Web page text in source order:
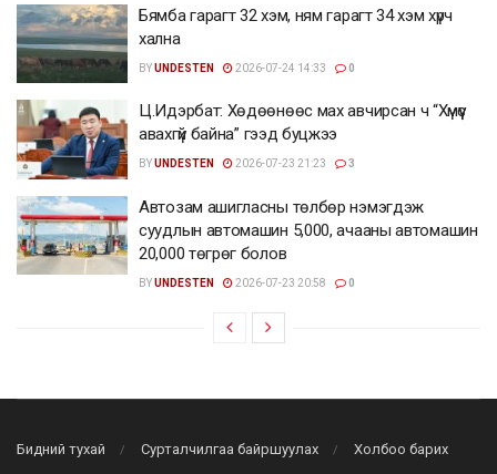
Бямба гарагт 32 хэм, ням гарагт 34 хэм хүрч
хална
BYUNDESTEN 2026-07-24 14:33 0
Ц.Идэрбат: Хөдөөнөөс мах авчирсан ч “Хүмүүс
авахгүй байна” гээд буцжээ
BYUNDESTEN 2026-07-23 21:23 3
Автозам ашигласны төлбөр нэмэгдэж
суудлын автомашин 5,000, ачааны автомашин
20,000 төгрөг болов
BYUNDESTEN 2026-07-23 20:58 0
Бидний тухай Сурталчилгаа байршуулах Холбоо барих